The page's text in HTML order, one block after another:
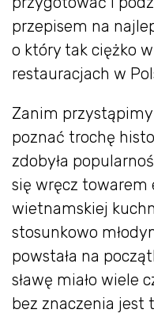
przepisem na
o który tak ciężko
restauracjach w
Zanim
poznać trochę
zdobyła
się wręcz towarem
wietnamskiej
stosunkowo
powstała na
sławę miało wiele
bez znaczenia jest